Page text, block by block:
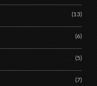
(13)
(6)
(5)
(7)